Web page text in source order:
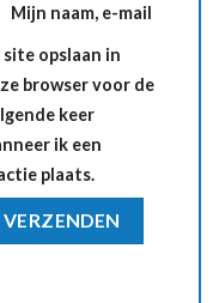
Mijn naam, e-mail
site opslaan in
browser voor de
keer
ik een
plaats.